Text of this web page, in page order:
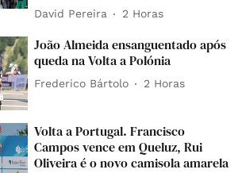
David Pereira 2 Horas
João Almeida ensanguentado após
queda na Volta a Polónia
Frederico Bártolo 2 Horas
Volta a Portugal. Francisco
Campos vence em Queluz, Rui
Oliveira é o novo camisola amarela